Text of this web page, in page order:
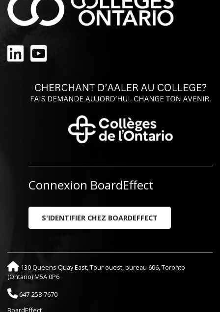
Linkedin
Youtube
Connexion BoardEffect
S'IDENTIFIER CHEZ BOARDEFFECT
130 Queens Quay East, Tour ouest, bureau 606, Toronto
(Ontario) M5A 0P6
647-258-7670
BoardEffect